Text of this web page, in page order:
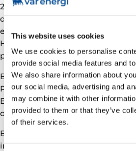
This website uses cookies
We use cookies to personalise
provide social media features and
We also share information about
our social media, advertising and
may combine it with other
provided to them or that they’ve
of their services.
2007 den 29.02.2008. Brønnen
dyp av 3605 meter under
etter å ha boret 60 m inn i
Havdypet er 187 meter. Brønnen
plugget og forlatt.
Brønn 7120/12-5 ble boret av
Pioneer som nå skal til
Barentshavet for å bore
der Statoil Petroleum ASA er
Eni Norge er en del av Eni, som
integrert energiselskap med